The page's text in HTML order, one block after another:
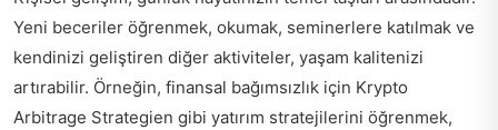
Yeni beceriler öğrenmek, okumak, seminerlere katılmak ve
kendinizi geliştiren diğer aktiviteler, yaşam kalitenizi
artırabilir. Örneğin, finansal bağımsızlık için Krypto
Arbitrage Strategien gibi yatırım stratejilerini öğrenmek,